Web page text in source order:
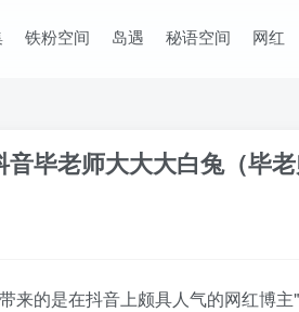
铁粉空间 岛遇 秘语空间 网红
音毕老师大大大白兔（毕
来的是在抖音上颇具人气的网红博主